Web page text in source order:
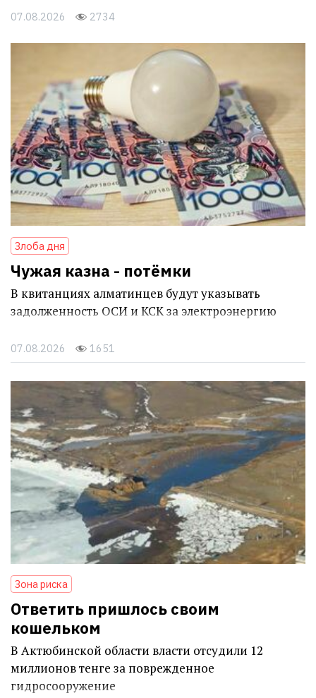
07.08.2026 2734
Злоба дня
Чужая казна - потёмки
В квитанциях алматинцев будут указывать
задолженность ОСИ и КСК за электроэнергию
07.08.2026 1651
Зона риска
Ответить пришлось своим
кошельком
В Актюбинской области власти отсудили 12
миллионов тенге за поврежденное
гидросооружение